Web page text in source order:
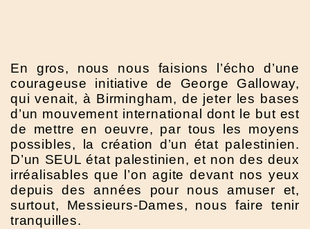
En gros, nous nous faisions l’écho d’une
courageuse initiative de George Galloway,
qui venait, à Birmingham, de jeter les bases
d’un mouvement international dont le but est
de mettre en oeuvre, par tous les moyens
possibles, la création d’un état palestinien.
D’un SEUL état palestinien, et non des deux
irréalisables que l’on agite devant nos yeux
depuis des années pour nous amuser et,
surtout, Messieurs-Dames, nous faire tenir
tranquilles.